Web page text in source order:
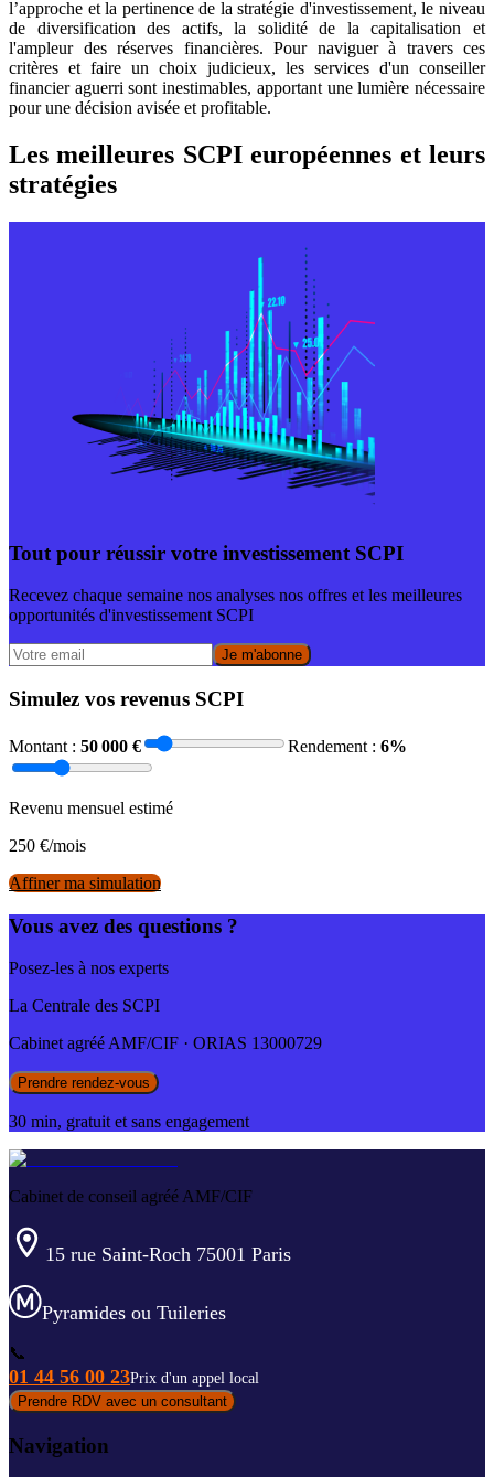
l’approche et la pertinence de la stratégie d'investissement, le niveau
de diversification des actifs, la solidité de la capitalisation et
l'ampleur des réserves financières. Pour naviguer à travers ces
critères et faire un choix judicieux, les services d'un conseiller
financier aguerri sont inestimables, apportant une lumière nécessaire
pour une décision avisée et profitable.
Les meilleures SCPI européennes et leurs
stratégies
Tout pour réussir votre investissement SCPI
Recevez chaque semaine nos analyses nos offres et les meilleures
opportunités d'investissement SCPI
Je m'abonne
Simulez vos revenus SCPI
Montant : 50 000 € Rendement : 6%
Revenu mensuel estimé
250 €/mois
Affiner ma simulation
Vous avez des questions ?
Posez-les à nos experts
La Centrale des SCPI
Cabinet agréé AMF/CIF · ORIAS 13000729
Prendre rendez-vous
30 min, gratuit et sans engagement
Cabinet de conseil agréé AMF/CIF
15 rue Saint-Roch 75001 Paris
Pyramides ou Tuileries
📞
01 44 56 00 23Prix d'un appel local
Prendre RDV avec un consultant
Navigation